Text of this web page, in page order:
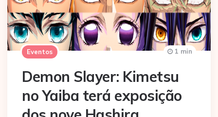
Eventos
Demon Slayer: Kimetsu
no Yaiba terá exposição
1 min